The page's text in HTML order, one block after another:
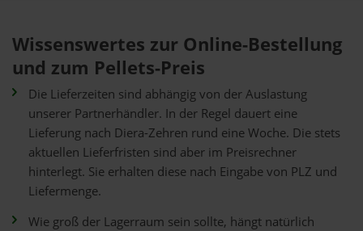
Wissenswertes zur Online-Bestellung
und zum Pellets-Preis
Die Lieferzeiten sind abhängig von der Auslastung
unserer Partnerhändler. In der Regel dauert eine
Lieferung nach Diera-Zehren rund eine Woche. Die stets
aktuellen Lieferfristen sind aber im Preisrechner
hinterlegt. Sie erhalten diese nach Eingabe von PLZ und
Liefermenge.
Wie groß der Lagerraum sein sollte, hängt natürlich